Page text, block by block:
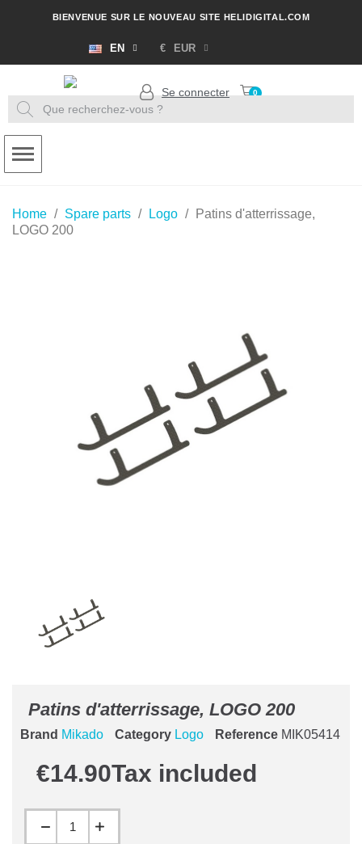
BIENVENUE SUR LE NOUVEAU SITE HELIDIGITAL.COM
EN € EUR
Se connecter
Home Spare parts Logo
Patins d'atterrissage,
LOGO 200
Patins d'atterrissage, LOGO 200
Brand Mikado Category Logo Reference MIK05414
€14.90Tax included